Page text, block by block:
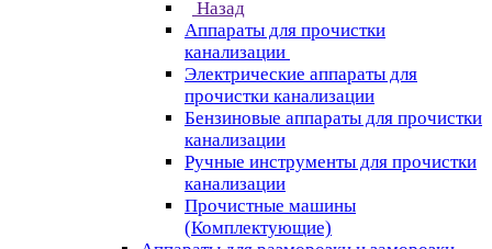
Назад
Аппараты для прочистки
канализации
Электрические аппараты для
прочистки канализации
Бензиновые аппараты для прочистки
канализации
Ручные инструменты для прочистки
канализации
Прочистные машины
(Комплектующие)